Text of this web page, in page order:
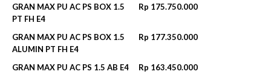
GRAN MAX PU AC PS BOX 1.5
PT FH E4
Rp 175.750.000
GRAN MAX PU AC PS BOX 1.5
ALUMIN PT FH E4
Rp 177.350.000
GRAN MAX PU AC PS 1.5 AB E4
Rp 163.450.000